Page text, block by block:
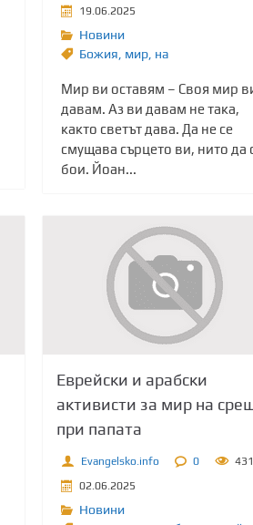
19.06.2025
Новини
Божия мир, на
Мир ви оставям – Своя мир
давам. Аз ви давам не така,
както светът дава. Да не се
смущава сърцето ви, нито да
бои. Йоан...
Еврейски и арабски
активисти за мир на
при папата
Evangelsko.info 0
431
02.06.2025
Новини